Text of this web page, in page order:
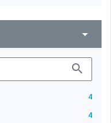
arrow_drop_down
search
4
4